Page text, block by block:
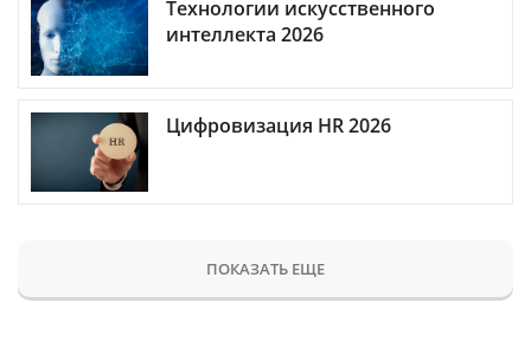
Технологии искусственного
интеллекта 2026
Цифровизация HR 2026
ПОКАЗАТЬ ЕЩЕ